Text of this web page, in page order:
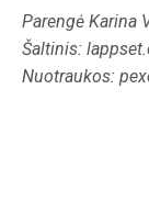
Parengė Karina
Šaltinis:
Nuotraukos: